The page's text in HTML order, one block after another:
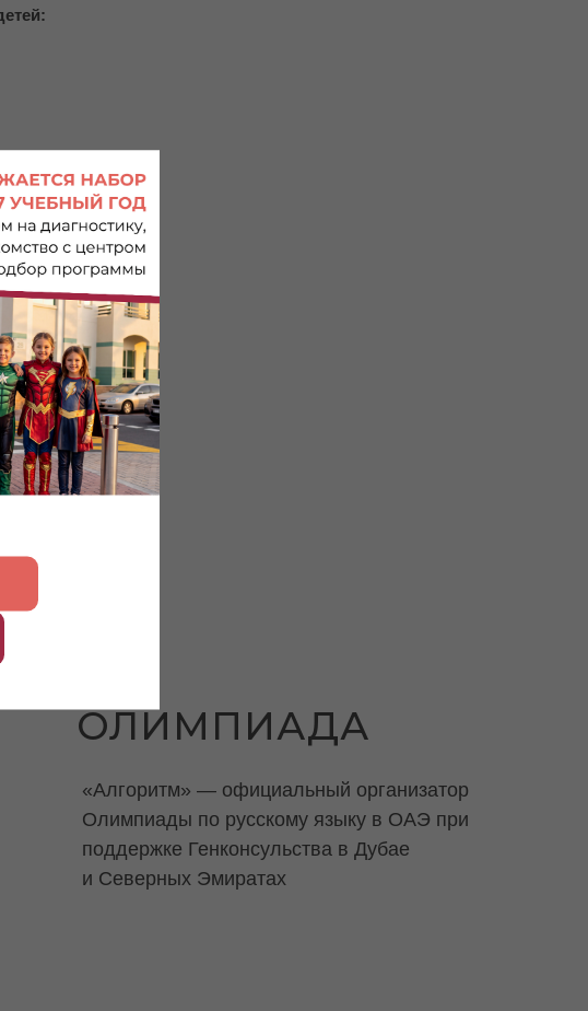
ОЛИМПИАДА
«Алгоритм» — официальный организатор
Олимпиады по русскому языку в ОАЭ при
поддержке Генконсульства в Дубае
и Северных Эмиратах